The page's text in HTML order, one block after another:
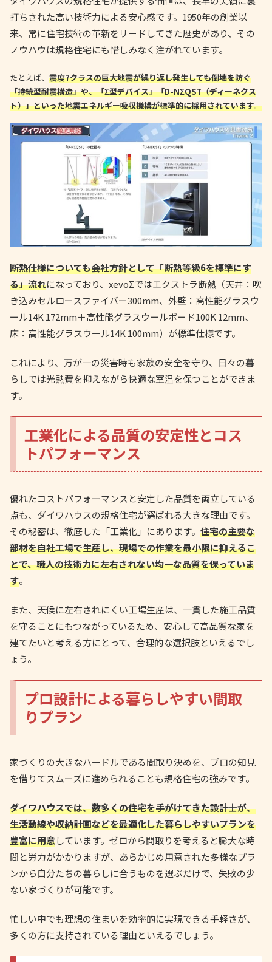
打ちされた高い技術力による安心感です。1950年の創業以
来、常に住宅技術の革新をリードしてきた歴史があり、その
ノウハウは規格住宅にも惜しみなく注がれています。
たとえば、 震度7クラスの巨大地震が繰り返し発生しても倒壊を防ぐ
「持続型耐震構造」や、「Σ型デバイス」「D-NΣQST（ディーネクス
ト）」といった地震エネルギー吸収機構が標準的に採用されています。
断熱仕様についても会社方針として「断熱等級6を標準にす
る」流れになっており、xevoΣではエクストラ断熱（天井：吹
き込みセルロースファイバー300mm、外壁：高性能グラスウ
ール14K 172mm＋高性能グラスウールボード100K 12mm、
床：高性能グラスウール14K 100mm）が標準仕様です。
これにより、万が一の災害時も家族の安全を守り、日々の暮
らしでは光熱費を抑えながら快適な室温を保つことができま
す。
工業化による品質の安定性とコス
トパフォーマンス
優れたコストパフォーマンスと安定した品質を両立している
点も、ダイワハウスの規格住宅が選ばれる大きな理由です。
その秘密は、徹底した「工業化」にあります。 住宅の主要な
部材を自社工場で生産し、現場での作業を最小限に抑えるこ
とで、職人の技術力に左右されない均一な品質を保っていま
す。
また、天候に左右されにくい工場生産は、一貫した施工品質
を守ることにもつながっているため、安心して高品質な家を
建てたいと考える方にとって、合理的な選択肢といえるでし
ょう。
プロ設計による暮らしやすい間取
りプラン
家づくりの大きなハードルである間取り決めを、プロの知見
を借りてスムーズに進められることも規格住宅の強みです。
ダイワハウスでは、数多くの住宅を手がけてきた設計士が、
生活動線や収納計画などを最適化した暮らしやすいプランを
豊富に用意しています。ゼロから間取りを考えると膨大な時
間と労力がかかりますが、あらかじめ用意された多様なプラ
ンから自分たちの暮らしに合うものを選ぶだけで、失敗の少
ない家づくりが可能です。
忙しい中でも理想の住まいを効率的に実現できる手軽さが、
多くの方に支持されている理由といえるでしょう。